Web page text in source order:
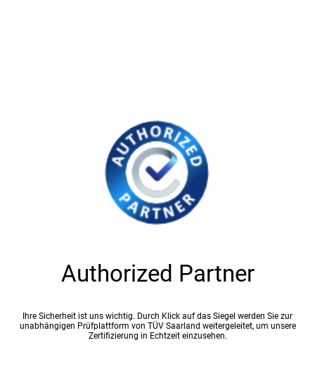
Authorized Partner
Ihre Sicherheit ist uns wichtig. Durch Klick auf das Siegel werden Sie zur
unabhängigen Prüfplattform von TÜV Saarland weitergeleitet, um unsere
Zertifizierung in Echtzeit einzusehen.